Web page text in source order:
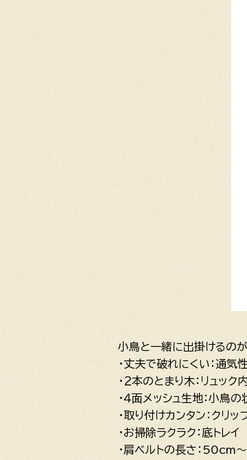
小鳥と一緒に出掛けるのが
・丈夫で破れにくい：通気
・２本のとまり木：リュッ
・４面メッシュ生地：小鳥
・取り付けカンタン：クリッ
・お掃除ラクラク：底トレイ
・肩ベルトの長さ：